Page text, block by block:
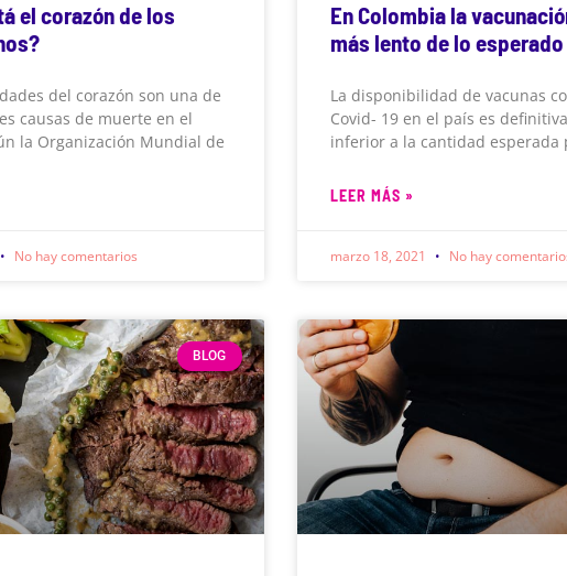
el corazón de los
del corazón son una de
causas de muerte en el
la Organización Mundial de
No hay comentarios
En Colombia la
más lento de lo esperado
La disponibilidad de vacunas
Covid- 19 en el país es
inferior a la cantidad esperada
LEER MÁS »
marzo 18, 2021 No hay
BLOG